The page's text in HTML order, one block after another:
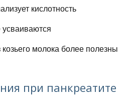
кислотность
молока более полезны
при панкреатите